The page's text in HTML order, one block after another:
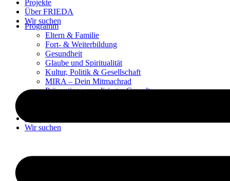
Projekte
Über FRIEDA
Wir suchen
Programm
Eltern & Familie
Fort- & Weiterbildung
Gesundheit
Glaube und Spiritualität
Kultur, Politik & Gesellschaft
MIRA – Dein Mitmachrad
Prävention sexualisierter Gewalt
Wir suchen